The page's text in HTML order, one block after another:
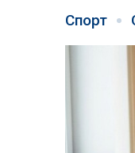
Спорт